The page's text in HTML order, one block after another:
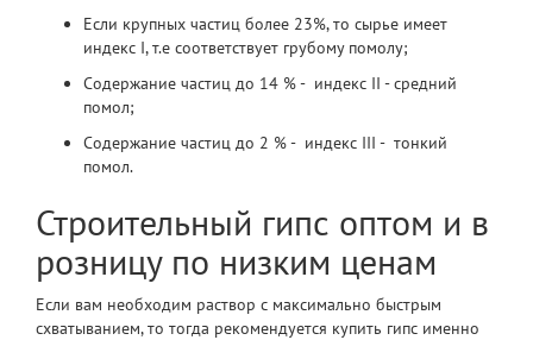
Если крупных частиц более 23%, то сырье имеет
индекс I, т.е соответствует грубому помолу;
Содержание частиц до 14 % - индекс II - средний
помол;
Содержание частиц до 2 % - индекс III - тонкий
помол.
Строительный гипс оптом и в
розницу по низким ценам
Если вам необходим раствор с максимально быстрым
схватыванием, то тогда рекомендуется купить гипс именно